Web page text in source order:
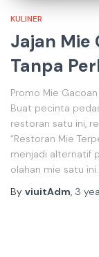
KULINER
Jajan Mie
Tanpa
Promo Mie
Buat pecinta
restoran satu ini,
“Restoran Mie
menjadi alternatif
olahan mie satu
By viuitAdm, 3